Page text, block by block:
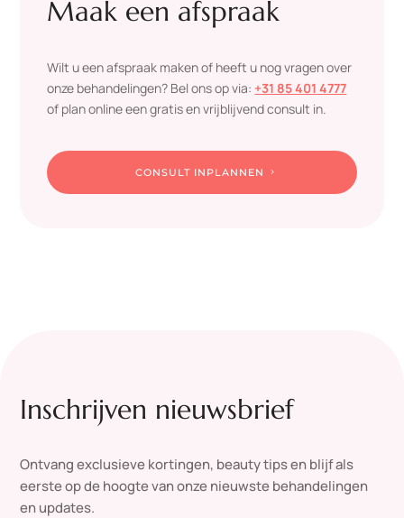
Maak een afspraak
Wilt u een afspraak maken of heeft u nog vragen over
onze behandelingen? Bel ons op via: +31 85 401 4777
of plan online een gratis en vrijblijvend consult in.
CONSULT INPLANNEN
Inschrijven nieuwsbrief
Ontvang exclusieve kortingen, beauty tips en blijf als
eerste op de hoogte van onze nieuwste behandelingen
en updates.